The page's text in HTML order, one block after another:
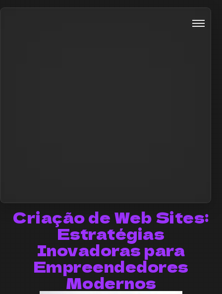
Criação de Web Sites:
Estratégias
Inovadoras para
Empreendedores
Modernos